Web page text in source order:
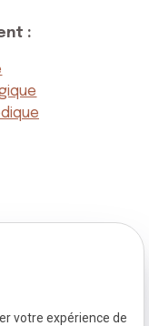
:
votre expérience de